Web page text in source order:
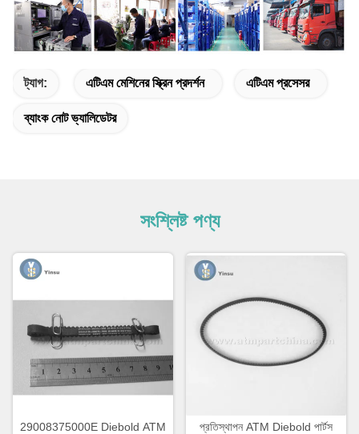
ট্যাগ: এটিএম মেশিনের স্ক্রিন প্রদর্শন এটিএম প্রসেসর
ব্যাংক নোট ভ্যালিডেটর
সংশ্লিষ্ট পণ্য
29008375000E Diebold ATM
প্রতিস্থাপন ATM Diebold পার্টস